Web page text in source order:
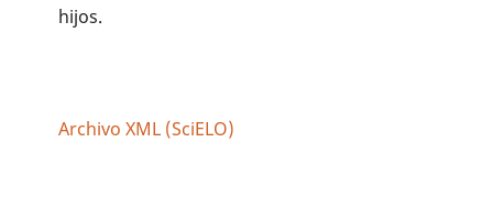
hijos.
Archivo XML (SciELO)